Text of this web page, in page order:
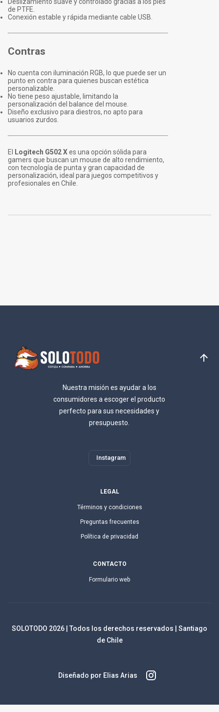
de PTFE.
Conexión estable y rápida mediante cable USB.
Contras
No cuenta con iluminación RGB, lo que puede ser un
punto en contra para quienes buscan estética
personalizable.
No tiene peso ajustable, limitando la
personalización del balance del mouse.
Diseño exclusivo para diestros, no apto para
usuarios zurdos.
El Logitech G502 Xes una opción sólida para
gamers que buscan un mouse de alto rendimiento,
con tecnología de punta y gran capacidad de
personalización, ideal para juegos competitivos y
profesionales en Chile.
Nuestra misión es ayudar a los
consumidores a escoger el producto
perfecto para sus necesidades y
presupuesto.
Instagram
LEGAL
Términos y condiciones
Preguntas frecuentes
Política de privacidad
CONTACTO
Formulario web
SOLOTODO 2026 | Todos los derechos reservados | Santiago
de Chile
Diseñado por Elias Arias